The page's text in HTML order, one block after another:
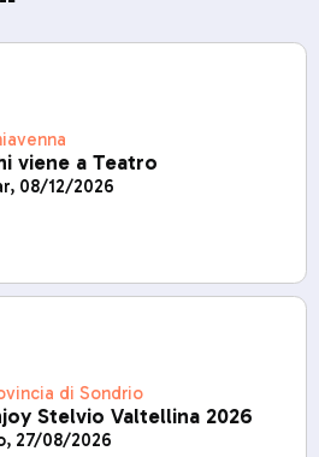
viene a Teatro
08/12/2026
di Sondrio
Stelvio Valtellina 2026
27/08/2026